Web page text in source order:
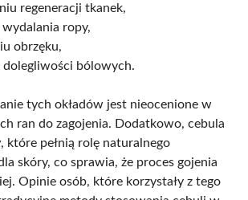
regeneracji tkanek,
ropy,
obrzęku,
dolegliwości bólowych.
tych okładów jest nieocenione w
ran do zagojenia. Dodatkowo, cebula
, które pełnią rolę naturalnego
skóry, co sprawia, że proces gojenia
Opinie osób, które korzystały z tego